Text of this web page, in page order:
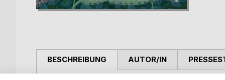
BESCHREIBUNG AUTOR/IN